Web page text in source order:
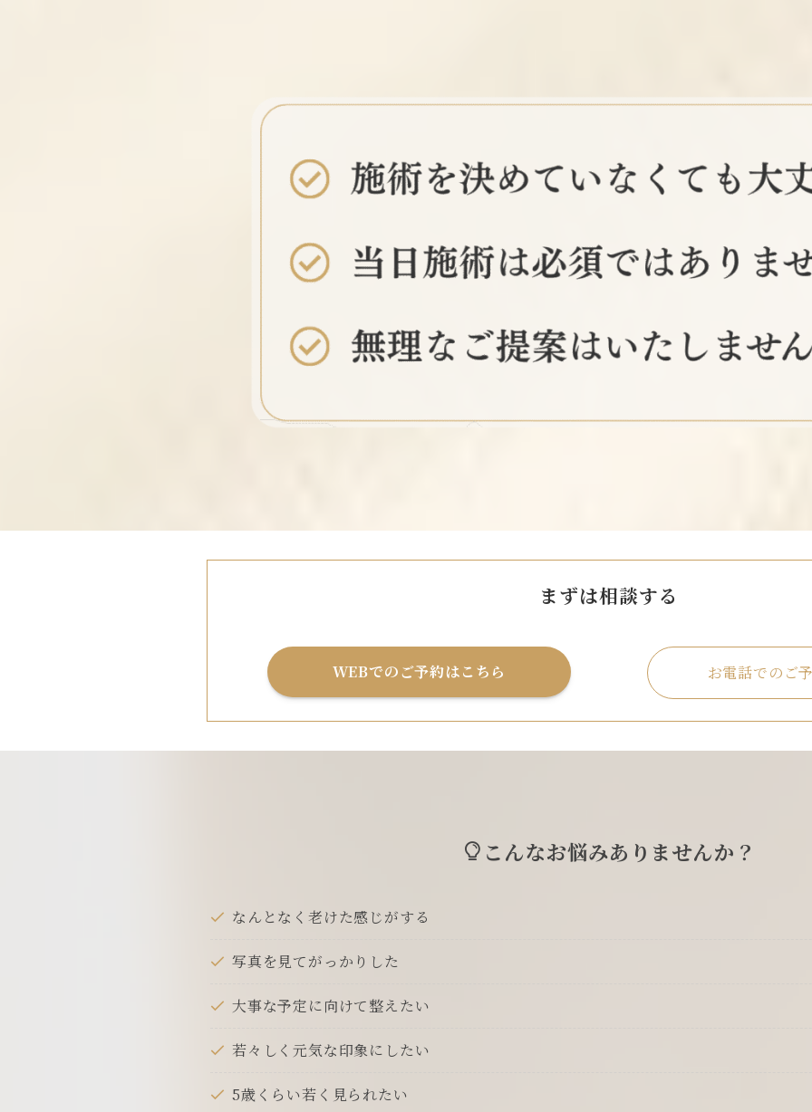
まずは相談する
WEBでのご予約はこちら お電話でのご
こんなお悩みありませんか？
なんとなく老けた感じがする
写真を見てがっかりした
大事な予定に向けて整えたい
若々しく元気な印象にしたい
5歳くらい若く見られたい